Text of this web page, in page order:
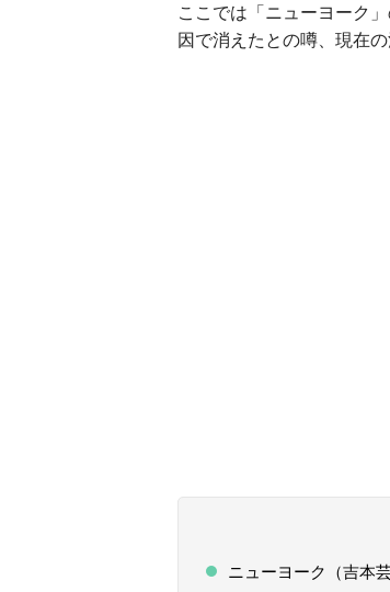
ここでは「ニューヨーク
因で消えたとの噂、現在
ニューヨーク（吉本